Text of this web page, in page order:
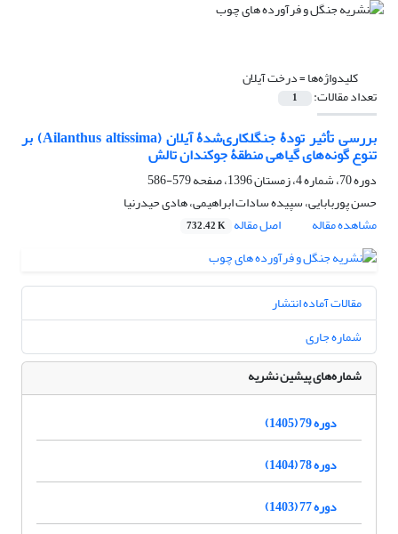
کلیدواژه‌ها =درخت آیلان
تعداد مقالات: 1
بررسی تأثیر تودۀ جنگلکاری‌شدۀ آیلان (Ailanthus altissima) بر
تنوع گونه‌های گیاهی منطقۀ جوکندان تالش
دوره 70، شماره 4، زمستان 1396، صفحه
579-586
حسن پوربابایی، سپیده سادات ابراهیمی، هادی حیدرنیا
مشاهده مقاله
اصل مقاله 732.42 K
مقالات آماده انتشار
شماره جاری
شماره‌های پیشین نشریه
دوره 79 (1405)
دوره 78 (1404)
دوره 77 (1403)